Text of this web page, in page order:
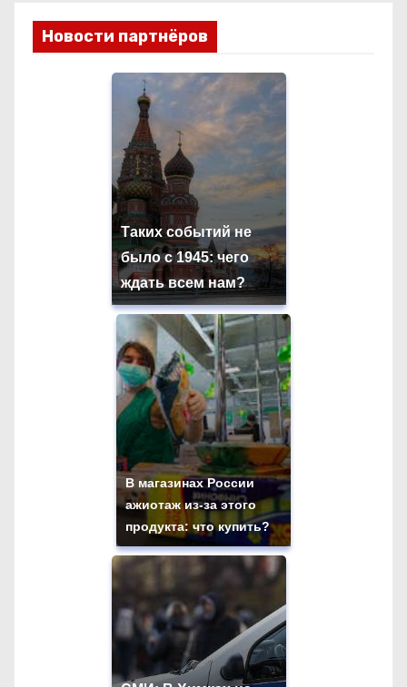
Новости партнёров
Таких событий не
было с 1945: чего
ждать всем нам?
В магазинах России
ажиотаж из-за этого
продукта: что купить?